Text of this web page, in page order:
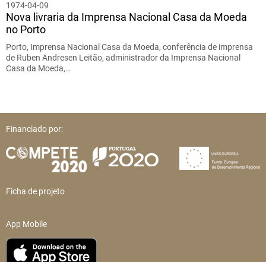
1974-04-09
Nova livraria da Imprensa Nacional Casa da Moeda
no Porto
Porto, Imprensa Nacional Casa da Moeda, conferência de imprensa
de Ruben Andresen Leitão, administrador da Imprensa Nacional
Casa da Moeda,…
Financiado por:
Ficha de projeto
App Mobile